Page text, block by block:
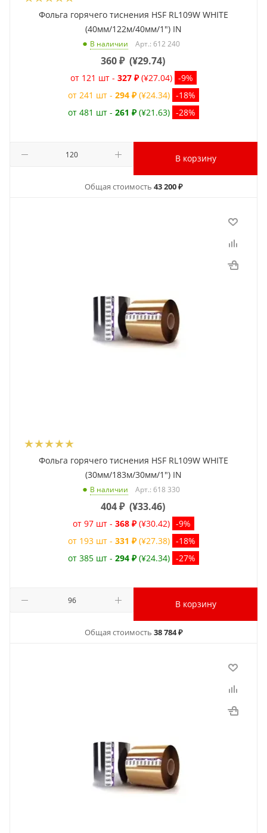
Фольга горячего тиснения HSF RL109W WHITE
(40мм/122м/40мм/1") IN
В наличии Арт.: 612 240
360₽ (¥29.74)
от 121 шт - 327 ₽ (¥27.04) -9%
от 241 шт - 294 ₽ (¥24.34) -18%
от 481 шт - 261 ₽ (¥21.63) -28%
В корзину
Общая стоимость 43 200 ₽
Фольга горячего тиснения HSF RL109W WHITE
(30мм/183м/30мм/1") IN
В наличии Арт.: 618 330
404₽ (¥33.46)
от 97 шт - 368 ₽ (¥30.42) -9%
от 193 шт - 331 ₽ (¥27.38) -18%
от 385 шт - 294 ₽ (¥24.34) -27%
В корзину
Общая стоимость 38 784 ₽